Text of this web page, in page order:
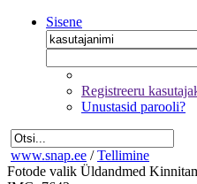
Sisene
Registreeru
Unustasid parooli?
www.snap.ee / Tellimine
Fotode valik Üldandmed